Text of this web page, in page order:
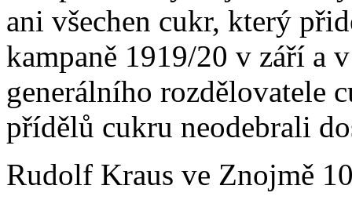
ani všechen cukr, který
kampaně 1919/20 v září a
generálního rozdělovatele
přídělů cukru neodebrali
Rudolf Kraus ve Znojmě